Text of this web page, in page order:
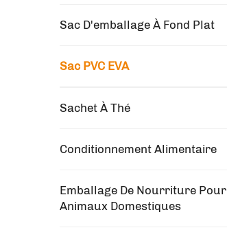
Sac D'emballage À Fond Plat
Sac PVC EVA
Sachet À Thé
Conditionnement Alimentaire
Emballage De Nourriture Pour
Animaux Domestiques